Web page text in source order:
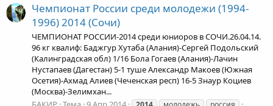
Чемпионат России среди молодежи (1994-
1996) 2014 (Сочи)
ЧЕМПИОНАТ РОССИИ-2014 среди юниоров в СОЧИ.26.04.14.
96 кг квалиф: Баджгур Хутаба (Алания)-Сергей Подольский
(Калинградская обл) 1/16 Бола Гогаев (Алания)-Лачин
Нустапаев (Дагестан) 5-1 туше Александр Макоев (Южная
Осетия)-Ахмад Алиев (Чеченская респ) 16-5 Знаур Коциев
(Москва)-Зелимхан...